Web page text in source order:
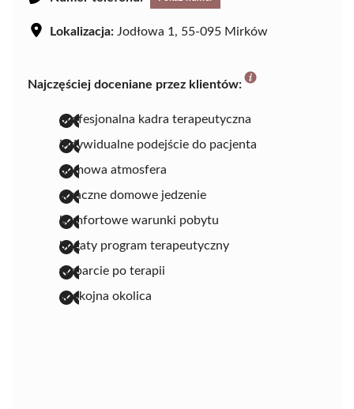
Lokalizacja: Jodłowa 1, 55-095 Mirków
Najczęściej doceniane przez klientów:
profesjonalna kadra terapeutyczna
indywidualne podejście do pacjenta
domowa atmosfera
smaczne domowe jedzenie
komfortowe warunki pobytu
bogaty program terapeutyczny
wsparcie po terapii
spokojna okolica